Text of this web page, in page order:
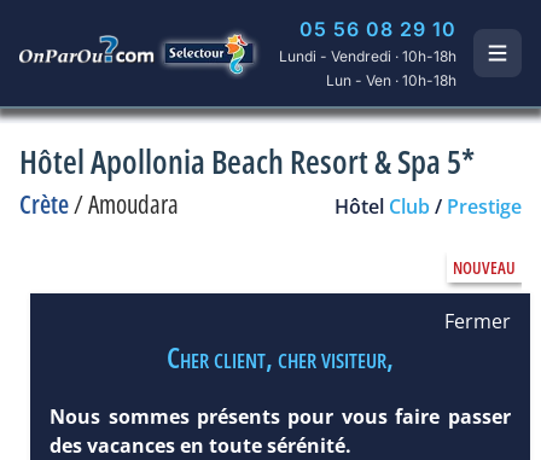
05 56 08 29 10
Lundi - Vendredi · 10h-18h
Lun - Ven · 10h-18h
Hôtel Apollonia Beach Resort & Spa 5*
Crète/Amoudara Hôtel Club/ Prestige
Fermer
Cher client, cher visiteur,
Nous sommes présents pour vous faire passer
des vacances en toute sérénité.